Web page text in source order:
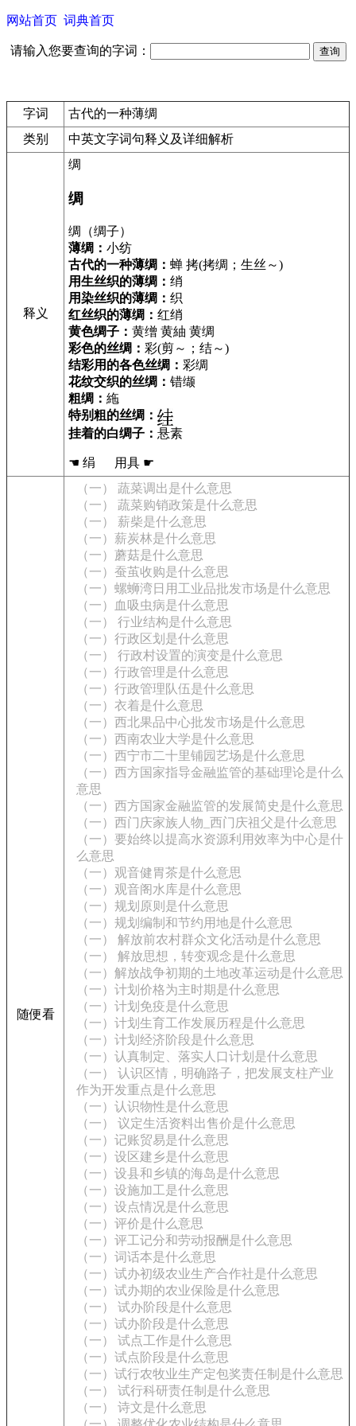
网站首页 词典首页
请输入您要查询的字词：
字词
古代的一种薄绸
类别
中英文字词句释义及详细解析
释义
绸
绸
绸（绸子）
薄绸： 小纺
古代的一种薄绸： 蝉 拷(拷绸；生丝～)
用生丝织的薄绸： 绡
用染丝织的薄绸： 织
红丝织的薄绸： 红绡
黄色绸子： 黄缯 黄紬 黄绸
彩色的丝绸： 彩(剪～；结～)
结彩用的各色丝绸： 彩绸
花纹交织的丝绸： 错缬
粗绸： 絁
特别粗的丝绸：
挂着的白绸子： 悬素
☚ 绢 用具 ☛
随便看
（一） 蔬菜调出是什么意思
（一） 蔬菜购销政策是什么意思
（一） 薪柴是什么意思
（一）薪炭林是什么意思
（一）蘑菇是什么意思
（一）蚕茧收购是什么意思
（一）螺蛳湾日用工业品批发市场是什么意思
（一）血吸虫病是什么意思
（一） 行业结构是什么意思
（一）行政区划是什么意思
（一） 行政村设置的演变是什么意思
（一）行政管理是什么意思
（一）行政管理队伍是什么意思
（一）衣着是什么意思
（一）西北果品中心批发市场是什么意思
（一）西南农业大学是什么意思
（一）西宁市二十里铺园艺场是什么意思
（一）西方国家指导金融监管的基础理论是什么
意思
（一）西方国家金融监管的发展简史是什么意思
（一）西门庆家族人物_西门庆祖父是什么意思
（一）要始终以提高水资源利用效率为中心是什
么意思
（一）观音健胃茶是什么意思
（一）观音阁水库是什么意思
（一）规划原则是什么意思
（一）规划编制和节约用地是什么意思
（一） 解放前农村群众文化活动是什么意思
（一） 解放思想，转变观念是什么意思
（一）解放战争初期的土地改革运动是什么意思
（一）计划价格为主时期是什么意思
（一）计划免疫是什么意思
（一）计划生育工作发展历程是什么意思
（一）计划经济阶段是什么意思
（一）认真制定、落实人口计划是什么意思
（一） 认识区情，明确路子，把发展支柱产业
作为开发重点是什么意思
（一）认识物性是什么意思
（一） 议定生活资料出售价是什么意思
（一）记账贸易是什么意思
（一）设区建乡是什么意思
（一）设县和乡镇的海岛是什么意思
（一）设施加工是什么意思
（一）设点情况是什么意思
（一）评价是什么意思
（一）评工记分和劳动报酬是什么意思
（一）词话本是什么意思
（一）试办初级农业生产合作社是什么意思
（一）试办期的农业保险是什么意思
（一） 试办阶段是什么意思
（一）试办阶段是什么意思
（一） 试点工作是什么意思
（一）试点阶段是什么意思
（一）试行农牧业生产定包奖责任制是什么意思
（一） 试行科研责任制是什么意思
（一） 诗文是什么意思